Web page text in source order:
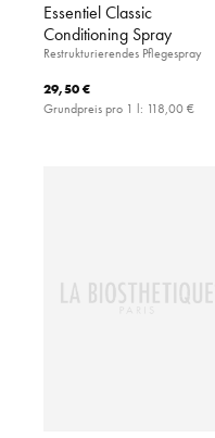
Essentiel Classic
Conditioning Spray
Restrukturierendes Pflegespray
29,50 €
Grundpreis pro 1 l: 118,00 €